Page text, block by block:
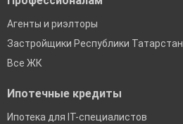
Агенты и риэлторы
Застройщики Республики Татарстан
Все ЖК
Ипотечные кредиты
Ипотека для IT-специалистов